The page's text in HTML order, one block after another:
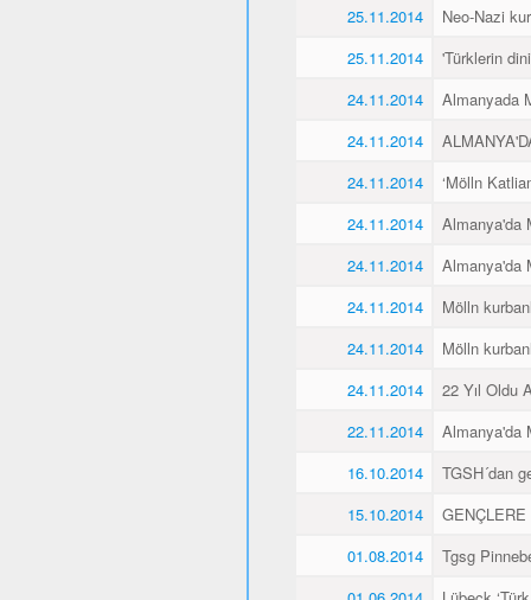
25.11.2014
Neo-Nazi
25.11.2014
'Türklerin
24.11.2014
Almanyada
24.11.2014
24.11.2014
‘Mölln
24.11.2014
Almanya'da
24.11.2014
Almanya'da
24.11.2014
Mölln
24.11.2014
Mölln
24.11.2014
22 Yıl Oldu
22.11.2014
Almanya'da
16.10.2014
TGSH´dan
15.10.2014
01.08.2014
Tgsg